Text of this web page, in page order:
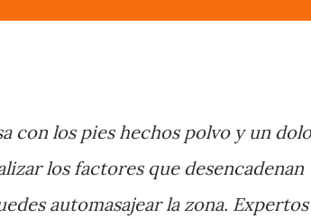
con los pies hechos polvo y un
los factores que desencadenan
automasajear la zona. Expertos